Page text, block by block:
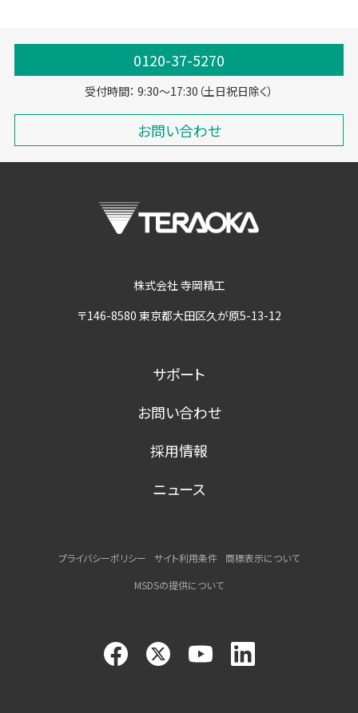
0120-37-5270
受付時間： 9:30～17:30（土日祝日除く）
お問い合わせ
株式会社 寺岡精工
〒146-8580 東京都大田区久が原5-13-12
サポート
お問い合わせ
採用情報
ニュース
プライバシーポリシー サイト利用条件
商標表示について
MSDSの提供について